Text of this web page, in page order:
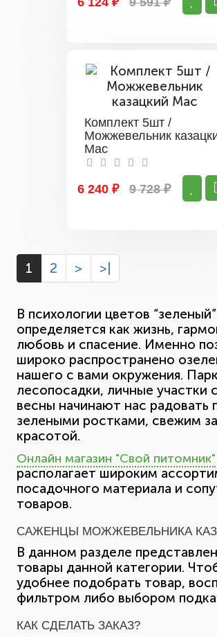
Комплект 5шт /
Можжевельник
Мас
6 240 ₽ 9 728 ₽
1 2 > >|
В психологии цветов “зеленый”
определяется как жизнь,
любовь и спасение. Именно
широко распространено
нашего с вами окружения.
лесопосадки, личные участки
весны начинают нас радовать
зелеными ростками, свежим
красотой.
Онлайн магазин "Свой питомник"
располагает широким
посадочного материала и
товаров.
САЖЕНЦЫ МОЖЖЕВЕЛЬНИКА
В данном разделе
товары данной категории.
удобнее подобрать товар,
фильтром либо выбором
КАК СДЕЛАТЬ ЗАКАЗ?